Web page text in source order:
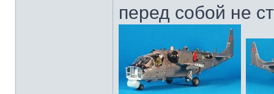
перед собой не